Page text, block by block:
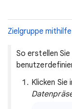
Zielgruppe
So erstellen
Klicken Sie